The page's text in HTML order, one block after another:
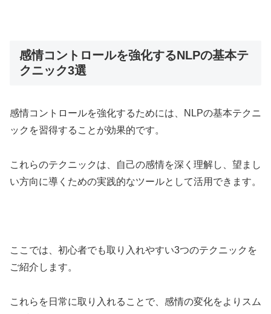
感情コントロールを強化するNLPの基本テ
クニック3選
感情コントロールを強化するためには、NLPの基本テクニ
ックを習得することが効果的です。
これらのテクニックは、自己の感情を深く理解し、望まし
い方向に導くための実践的なツールとして活用できます。
ここでは、初心者でも取り入れやすい3つのテクニックを
ご紹介します。
これらを日常に取り入れることで、感情の変化をよりスム